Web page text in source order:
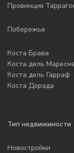
Провинция
Побережья
Коста Брава
Коста дель
Коста дель Гарраф
Коста Дорада
Тип недвижимости
Новостройки